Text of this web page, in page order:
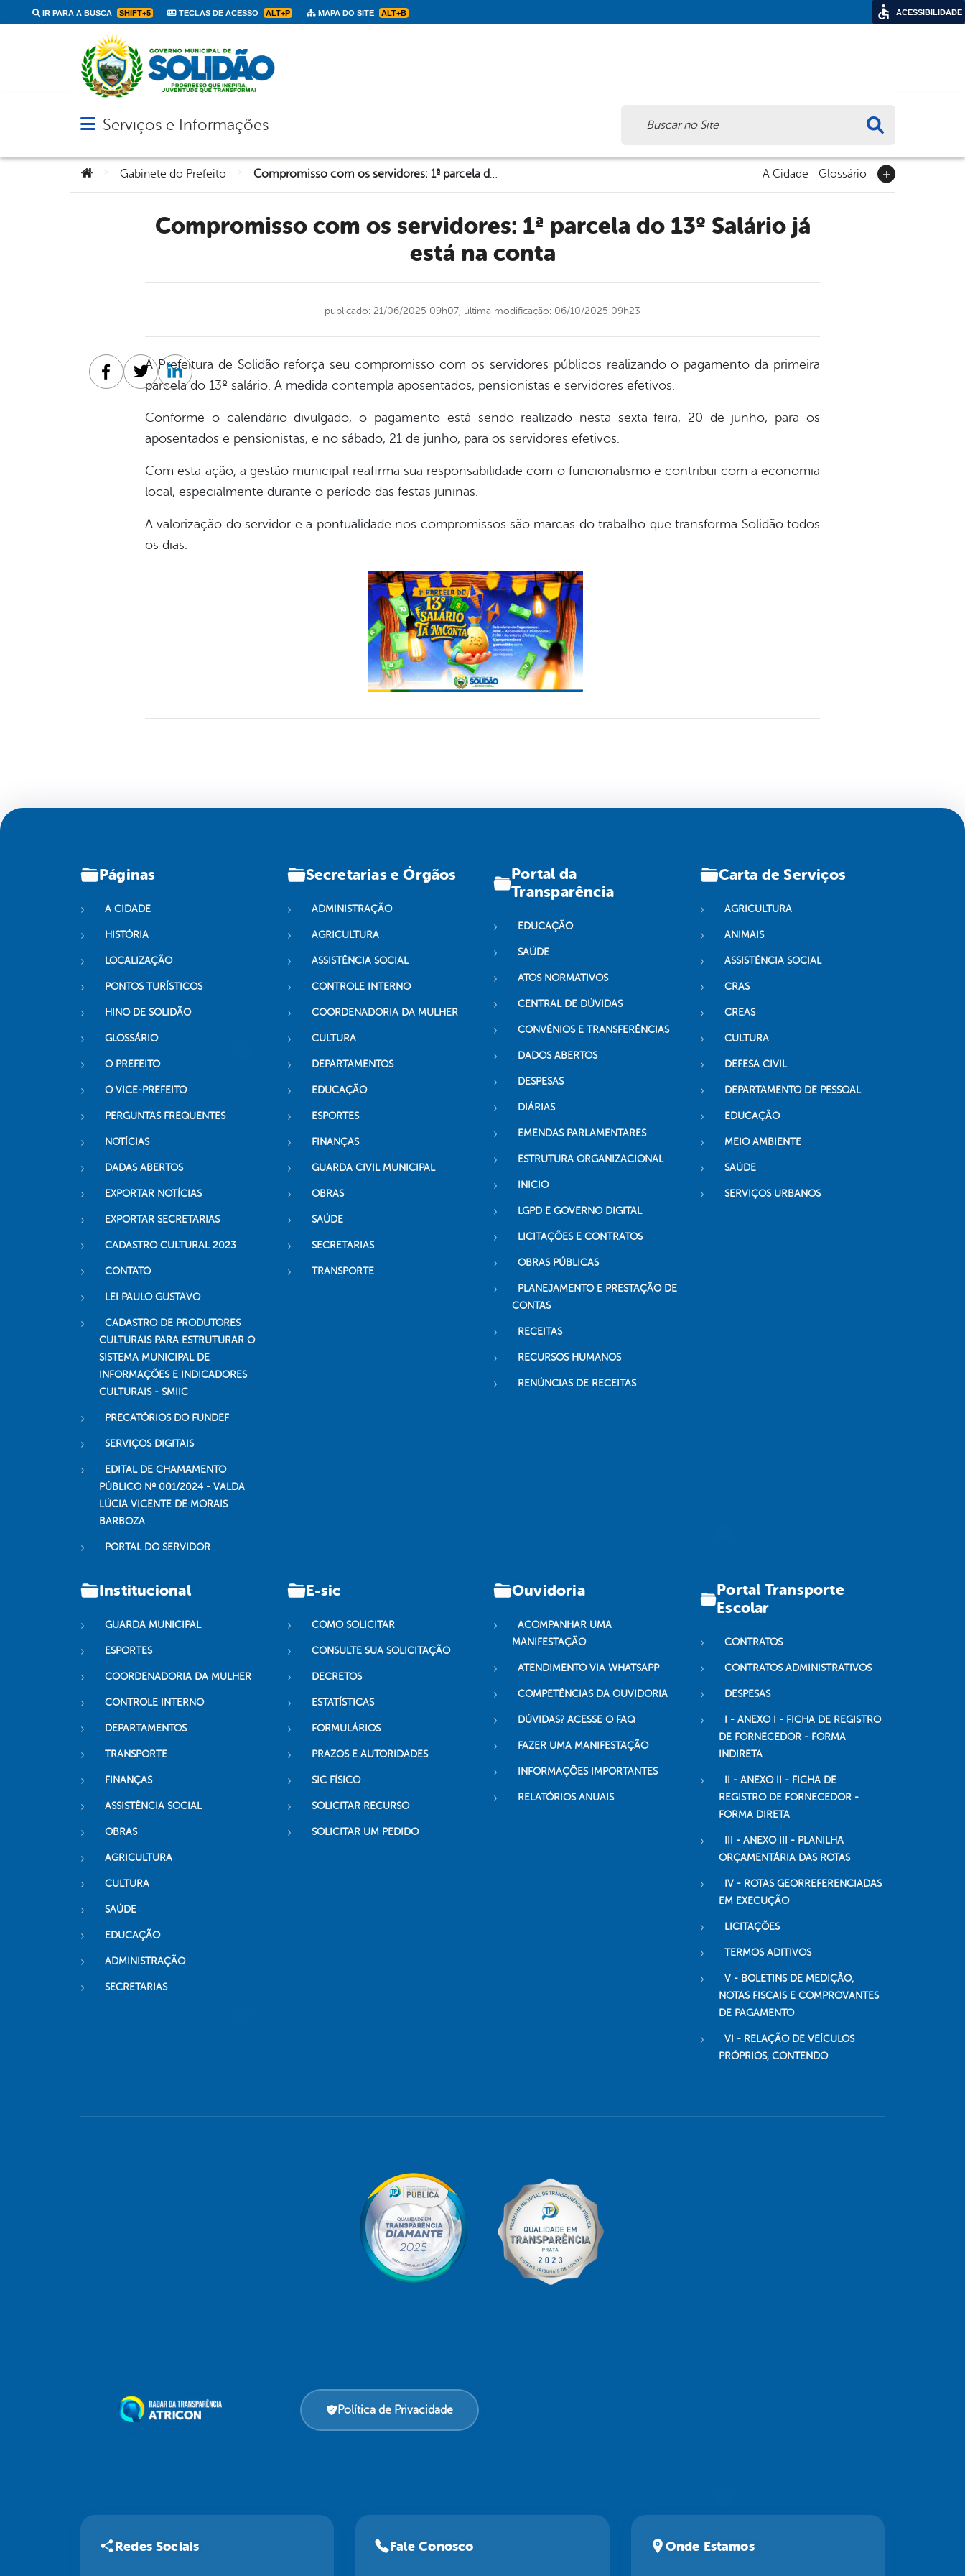
IR PARA A BUSCA SHIFT+5 TECLAS DE ACESSO ALT+P MAPA DO SITE ALT+B
Abrir menu principal de navegação
Serviços e Informações
Você está aqui:Gabinete do Prefeito Compromisso com os servidores: 1ª parcela do 13º Salário já está na conta A Cidade Glossário
Compromisso com os servidores: 1ª parcela do 13º Salário já
está na conta
publicado: 21/06/2025 09h07, última modificação: 06/10/2025 09h23
A Prefeitura de Solidão reforça seu compromisso com os servidores públicos realizando o pagamento da primeira
parcela do 13º salário. A medida contempla aposentados, pensionistas e servidores efetivos.
Conforme o calendário divulgado, o pagamento está sendo realizado nesta sexta-feira, 20 de junho, para os
aposentados e pensionistas, e no sábado, 21 de junho, para os servidores efetivos.
Com esta ação, a gestão municipal reafirma sua responsabilidade com o funcionalismo e contribui com a economia
local, especialmente durante o período das festas juninas.
A valorização do servidor e a pontualidade nos compromissos são marcas do trabalho que transforma Solidão todos
os dias.
Facebook
TwitterLinkedin
Páginas
A CIDADE
HISTÓRIA
LOCALIZAÇÃO
PONTOS TURÍSTICOS
HINO DE SOLIDÃO
GLOSSÁRIO
O PREFEITO
O VICE-PREFEITO
PERGUNTAS FREQUENTES
NOTÍCIAS
DADAS ABERTOS
EXPORTAR NOTÍCIAS
EXPORTAR SECRETARIAS
CADASTRO CULTURAL 2023
CONTATO
LEI PAULO GUSTAVO
CADASTRO DE PRODUTORES
CULTURAIS PARA ESTRUTURAR O
SISTEMA MUNICIPAL DE
INFORMAÇÕES E INDICADORES
CULTURAIS - SMIIC
PRECATÓRIOS DO FUNDEF
SERVIÇOS DIGITAIS
EDITAL DE CHAMAMENTO
PÚBLICO Nº 001/2024 - VALDA
LÚCIA VICENTE DE MORAIS
BARBOZA
PORTAL DO SERVIDOR
Secretarias e Órgãos
ADMINISTRAÇÃO
AGRICULTURA
ASSISTÊNCIA SOCIAL
CONTROLE INTERNO
COORDENADORIA DA MULHER
CULTURA
DEPARTAMENTOS
EDUCAÇÃO
ESPORTES
FINANÇAS
GUARDA CIVIL MUNICIPAL
OBRAS
SAÚDE
SECRETARIAS
TRANSPORTE
Portal da
Transparência
EDUCAÇÃO
SAÚDE
ATOS NORMATIVOS
CENTRAL DE DÚVIDAS
CONVÊNIOS E TRANSFERÊNCIAS
DADOS ABERTOS
DESPESAS
DIÁRIAS
EMENDAS PARLAMENTARES
ESTRUTURA ORGANIZACIONAL
INICIO
LGPD E GOVERNO DIGITAL
LICITAÇÕES E CONTRATOS
OBRAS PÚBLICAS
PLANEJAMENTO E PRESTAÇÃO DE
CONTAS
RECEITAS
RECURSOS HUMANOS
RENÚNCIAS DE RECEITAS
Carta de Serviços
AGRICULTURA
ANIMAIS
ASSISTÊNCIA SOCIAL
CRAS
CREAS
CULTURA
DEFESA CIVIL
DEPARTAMENTO DE PESSOAL
EDUCAÇÃO
MEIO AMBIENTE
SAÚDE
SERVIÇOS URBANOS
Institucional
GUARDA MUNICIPAL
ESPORTES
COORDENADORIA DA MULHER
CONTROLE INTERNO
DEPARTAMENTOS
TRANSPORTE
FINANÇAS
ASSISTÊNCIA SOCIAL
OBRAS
AGRICULTURA
CULTURA
SAÚDE
EDUCAÇÃO
ADMINISTRAÇÃO
SECRETARIAS
E-sic
COMO SOLICITAR
CONSULTE SUA SOLICITAÇÃO
DECRETOS
ESTATÍSTICAS
FORMULÁRIOS
PRAZOS E AUTORIDADES
SIC FÍSICO
SOLICITAR RECURSO
SOLICITAR UM PEDIDO
Ouvidoria
ACOMPANHAR UMA
MANIFESTAÇÃO
ATENDIMENTO VIA WHATSAPP
COMPETÊNCIAS DA OUVIDORIA
DÚVIDAS? ACESSE O FAQ
FAZER UMA MANIFESTAÇÃO
INFORMAÇÕES IMPORTANTES
RELATÓRIOS ANUAIS
Portal Transporte
Escolar
CONTRATOS
CONTRATOS ADMINISTRATIVOS
DESPESAS
I - ANEXO I - FICHA DE REGISTRO
DE FORNECEDOR - FORMA
INDIRETA
II - ANEXO II - FICHA DE
REGISTRO DE FORNECEDOR -
FORMA DIRETA
III - ANEXO III - PLANILHA
ORÇAMENTÁRIA DAS ROTAS
IV - ROTAS GEORREFERENCIADAS
EM EXECUÇÃO
LICITAÇÕES
TERMOS ADITIVOS
V - BOLETINS DE MEDIÇÃO,
NOTAS FISCAIS E COMPROVANTES
DE PAGAMENTO
VI - RELAÇÃO DE VEÍCULOS
PRÓPRIOS, CONTENDO
Política de Privacidade
Redes Sociais Fale Conosco Onde Estamos
ACESSIBILIDADE